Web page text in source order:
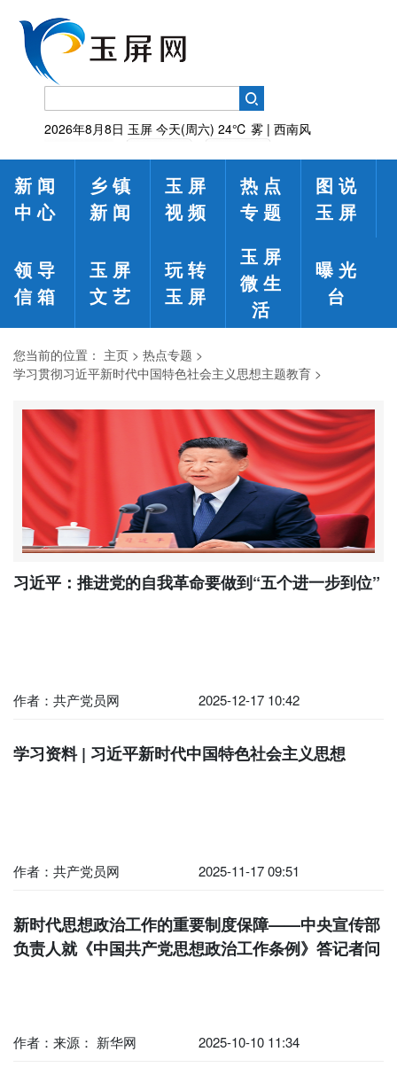
2026年8月8日 玉屏 今天(周六) 24℃ 雾 | 西南风
新闻
中心
乡镇
新闻
玉屏
视频
热点
专题
图说
玉屏
领导
信箱
玉屏
文艺
玩转
玉屏
玉屏
微生
活
曝光
台
您当前的位置： 主页 > 热点专题 >
学习贯彻习近平新时代中国特色社会主义思想主题教育 >
习近平：推进党的自我革命要做到“五个进一步到位”
作者：共产党员网 2025-12-17 10:42
学习资料 | 习近平新时代中国特色社会主义思想
作者：共产党员网 2025-11-17 09:51
新时代思想政治工作的重要制度保障——中央宣传部
负责人就《中国共产党思想政治工作条例》答记者问
作者：来源： 新华网 2025-10-10 11:34